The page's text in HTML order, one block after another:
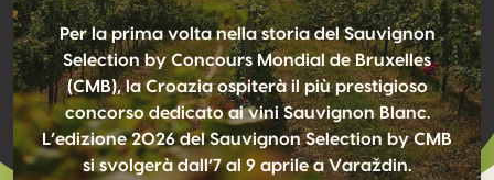
Per la prima volta nella storia del Sauvignon
Selection by Concours Mondial de Bruxelles
(CMB), la Croazia ospiterà il più prestigioso
concorso dedicato ai vini Sauvignon Blanc.
L’edizione 2026 del Sauvignon Selection by CMB
si svolgerà dall’7 al 9 aprile a Varaždin.